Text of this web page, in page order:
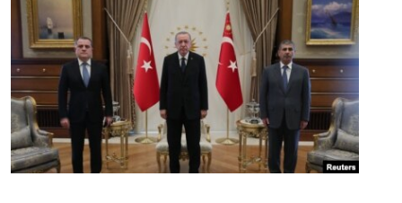
MULTIMEDIA
VIDEO
FOTOQALEREYA
İNFOQRAFIKA
KARIKATURA
RADIO ARXIV
OXU ZALI
AZƏRBAYCAN ƏDƏBIYYATI KITABXANASI
İSLAM VƏ DEMOKRATIYA
HAQQIMIZDA
MISSIYAMIZ
PEŞƏ ETIKASI VƏ JURNALISTIKA STANDARTLARIMIZ
BIZI IZLƏ